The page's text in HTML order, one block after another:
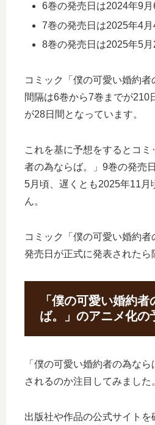
6巻の発売日は2024年9月
7巻の発売日は2025年4月
8巻の発売日は2025年5月
コミック「僕の可愛い婚約
間隔は6巻から7巻までが210
が28日間となっています。
これを基に予想をするとコ
者の為ならば。」9巻の発売
5月頃、遅くとも2025年11月
ん。
コミック「僕の可愛い婚約
発売日が正式に発表されたら
「僕の可愛い婚約者
ば。」のアニメ化の
「僕の可愛い婚約者の為な
されるのか注目してみました
出版社や作品の公式サイト